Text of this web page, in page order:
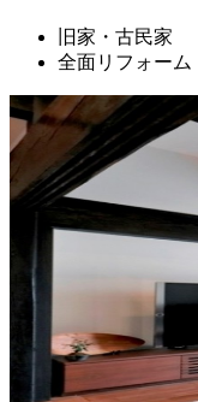
旧家・古民家
全面リフォーム